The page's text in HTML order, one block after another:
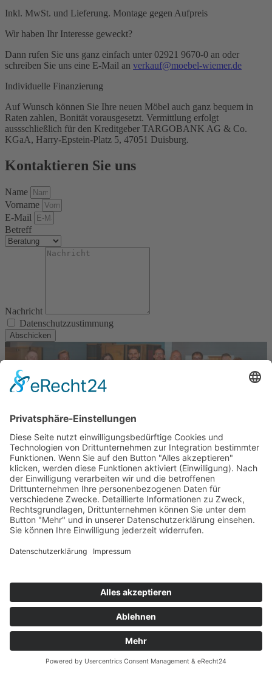
Inkl. MwSt. und Lieferung. Montage gegen Aufpreis
Wir haben Ihr Interesse geweckt?
Dann rufen Sie uns ganz einfach unter 02921 9670-0 an oder
schreiben Sie uns eine E-Mail an verkauf@moebel-wiemer.de
Individuelle Finanzierung
Auf Wunsch können Sie Ihre neuen Möbel auch ganz bequem in
Raten zahlen, Bonität vorausgesetzt. Vermittlung erfolgt
aussschließlich für den Kreditgeber TARGOBANK AG & Co.
KGaA, Harry-Epstein-Platz 5, 47051 Duisburg.
Kontaktieren Sie uns
Name
Vorname
E-Mail
Betreff
Nachricht
Datenschutzzustimmung
Abschicken
Kontakt
Möbel Wiemer GmbH & Co. KG
59494 Soest
Telefax: